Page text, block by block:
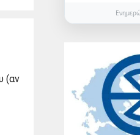
(αν